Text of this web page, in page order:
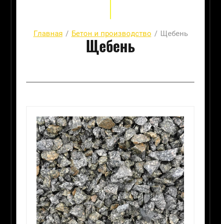
Главная / Бетон и производство / Щебень
Щебень